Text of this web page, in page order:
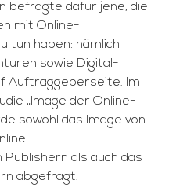
befragte dafür jene, die
mit Online-
tun haben: nämlich
sowie Digital-
Auftraggeberseite. Im
„Image der Online-
sowohl das Image von
als auch das
abgefragt.